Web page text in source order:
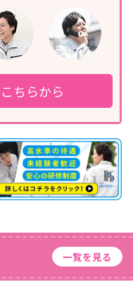
ちらから
一覧を見る